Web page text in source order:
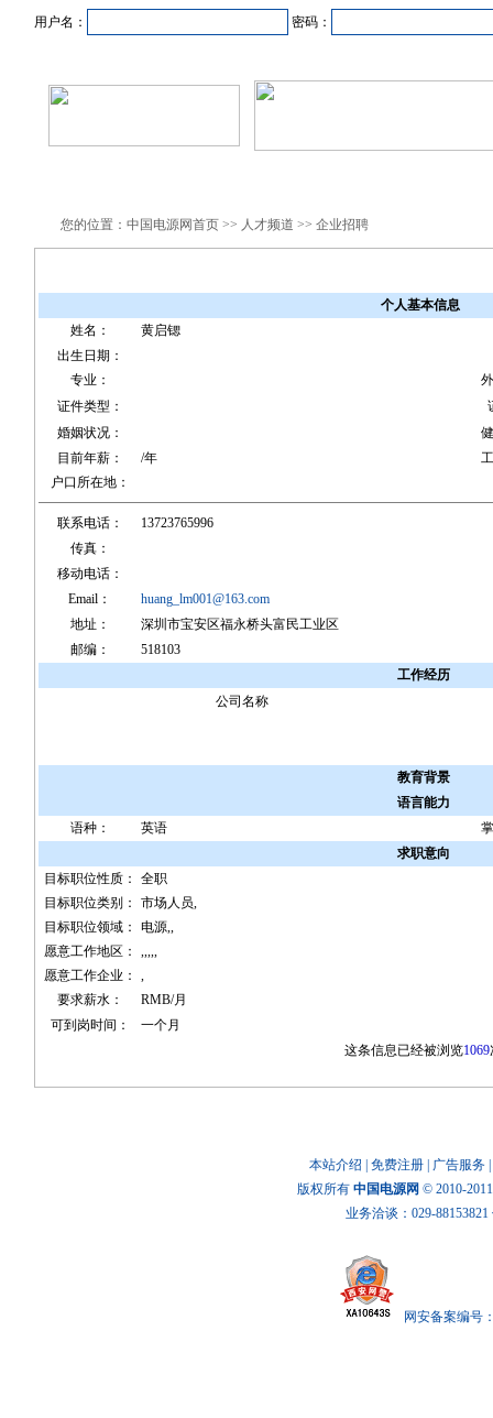
用户名： 密码：
您的位置：中国电源网首页 >> 人才频道 >> 企业招聘
个人基本信息
姓名：
黄启锶
出生日期：
专业：
证件类型：
婚姻状况：
目前年薪：
/年
户口所在地：
联系电话：
13723765996
传真：
移动电话：
Email：
huang_lm001@163.com
地址：
深圳市宝安区福永桥头富民工业区
邮编：
518103
工作经历
公司名称
教育背景
语言能力
语种：
英语
求职意向
目标职位性质：
全职
目标职位类别：
市场人员,
目标职位领域：
电源,,
愿意工作地区：
,,,,,
愿意工作企业：
,
要求薪水：
RMB/月
可到岗时间：
一个月
这条信息已经被浏览1069
本站介绍 免费注册 广告服务
版权所有 中国电源网 © 2010-
业务洽谈：029-
网安备案编号